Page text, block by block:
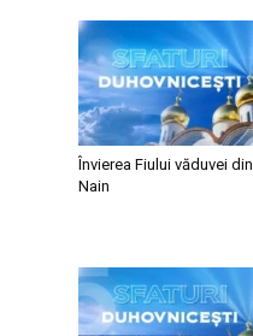
Învierea Fiului văduvei din
Nain